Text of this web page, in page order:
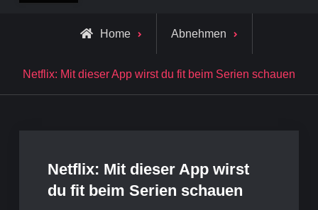
Home Abnehmen
Netflix: Mit dieser App wirst du fit beim Serien schauen
Netflix: Mit dieser App wirst
du fit beim Serien schauen